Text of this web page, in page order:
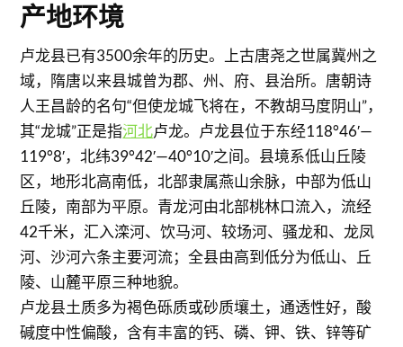
产地环境
卢龙县已有3500余年的历史。上古唐尧之世属冀州之
域，隋唐以来县城曾为郡、州、府、县治所。唐朝诗
人王昌龄的名句“但使龙城飞将在，不教胡马度阴山”，
其“龙城”正是指河北卢龙。卢龙县位于东经118°46′—
119°8′，北纬39°42′—40°10′之间。县境系低山丘陵
区，地形北高南低，北部隶属燕山余脉，中部为低山
丘陵，南部为平原。青龙河由北部桃林口流入，流经
42千米，汇入滦河、饮马河、较场河、骚龙和、龙凤
河、沙河六条主要河流；全县由高到低分为低山、丘
陵、山麓平原三种地貌。
卢龙县土质多为褐色砾质或砂质壤土，通透性好，酸
碱度中性偏酸，含有丰富的钙、磷、钾、铁、锌等矿